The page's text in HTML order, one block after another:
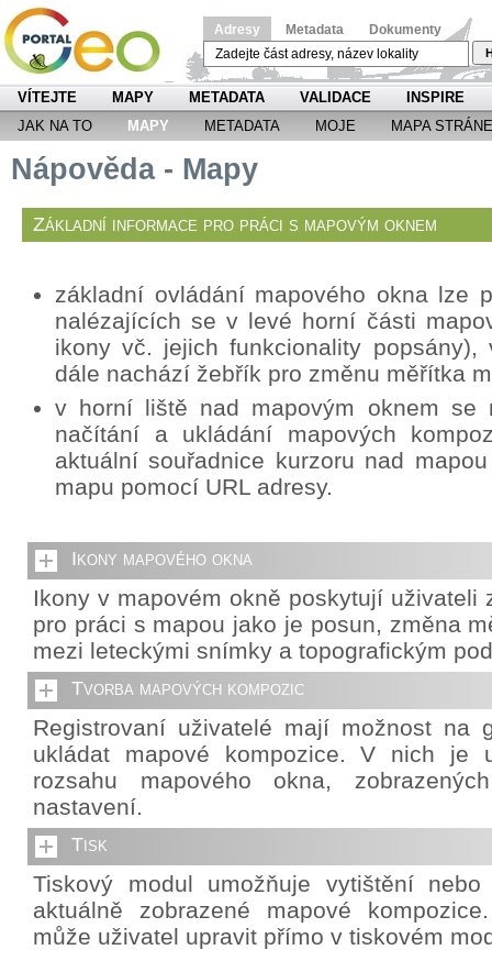
Adresy Metadata Dokumenty
VÍTEJTE MAPY METADATA VALIDACE
INSPIRE
JAK NA TO
MAPY METADATA MOJE MAPA
Nápověda - Mapy
Základní informace pro práci s mapovým oknem
základní ovládání mapového okna lze
nalézajících se v levé horní části
ikony vč. jejich funkcionality popsány),
dále nachází žebřík pro změnu měřítka
v horní liště nad mapovým oknem se
načítání a ukládání mapových
aktuální souřadnice kurzoru nad
mapu pomocí URL adresy.
Ikony mapového okna
Ikony v mapovém okně poskytují uživateli
pro práci s mapou jako je posun, změna
mezi leteckými snímky a topografickým
Tvorba mapových kompozic
Registrovaní uživatelé mají možnost na
ukládat mapové kompozice. V nich je
rozsahu mapového okna,
nastavení.
Tisk
Tiskový modul umožňuje vytištění
aktuálně zobrazené mapové
může uživatel upravit přímo v tiskovém